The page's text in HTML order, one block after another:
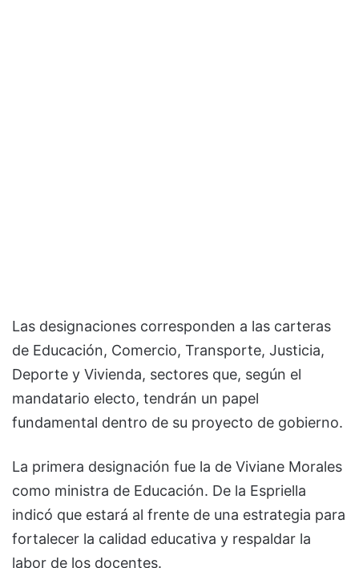
Las designaciones corresponden a las carteras
de Educación, Comercio, Transporte, Justicia,
Deporte y Vivienda, sectores que, según el
mandatario electo, tendrán un papel
fundamental dentro de su proyecto de gobierno.
La primera designación fue la de Viviane Morales
como ministra de Educación. De la Espriella
indicó que estará al frente de una estrategia para
fortalecer la calidad educativa y respaldar la
labor de los docentes.